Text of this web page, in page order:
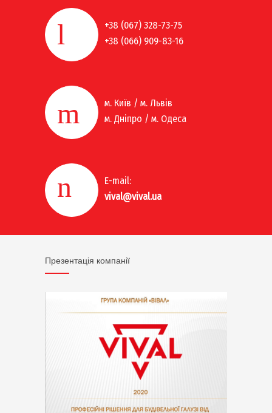
+38 (067) 328-73-75
+38 (066) 909-83-16
м. Київ / м. Львів
м. Дніпро / м. Одеса
E-mail:
vival@vival.ua
Презентація компанії